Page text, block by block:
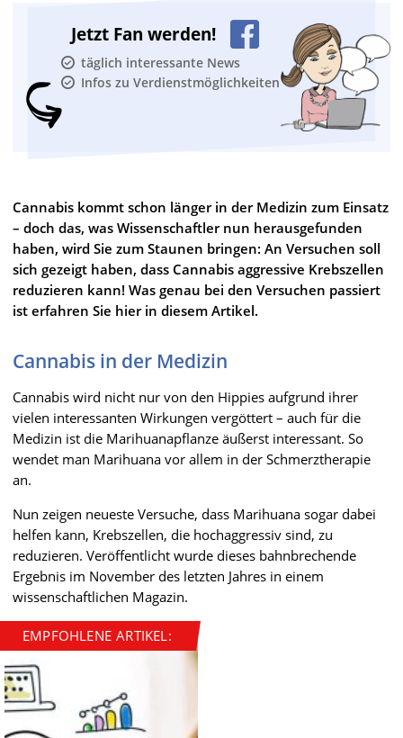
Jetzt Fan werden!
täglich interessante News
Infos zu Verdienstmöglichkeiten
Cannabis kommt schon länger in der Medizin zum Einsatz
– doch das, was Wissenschaftler nun herausgefunden
haben, wird Sie zum Staunen bringen: An Versuchen soll
sich gezeigt haben, dass Cannabis aggressive Krebszellen
reduzieren kann! Was genau bei den Versuchen passiert
ist erfahren Sie hier in diesem Artikel.
Cannabis in der Medizin
Cannabis wird nicht nur von den Hippies aufgrund ihrer
vielen interessanten Wirkungen vergöttert – auch für die
Medizin ist die Marihuanapflanze äußerst interessant. So
wendet man Marihuana vor allem in der Schmerztherapie
an.
Nun zeigen neueste Versuche, dass Marihuana sogar dabei
helfen kann, Krebszellen, die hochaggressiv sind, zu
reduzieren. Veröffentlicht wurde dieses bahnbrechende
Ergebnis im November des letzten Jahres in einem
wissenschaftlichen Magazin.
EMPFOHLENE ARTIKEL: